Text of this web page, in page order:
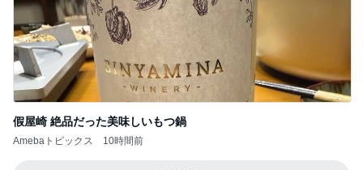
假屋崎 絶品だった美味しいもつ鍋
Amebaトピックス 10時間前